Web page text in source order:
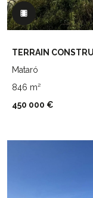
TERRAIN
Mataró
846 m²
450 000 €